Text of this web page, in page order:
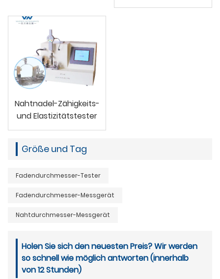
Nahtnadel-Zähigkeits-
und Elastizitätstester
Größe und Tag
Fadendurchmesser-Tester
Fadendurchmesser-Messgerät
Nahtdurchmesser-Messgerät
Holen Sie sich den neuesten Preis? Wir werden
so schnell wie möglich antworten (innerhalb
von 12 Stunden)